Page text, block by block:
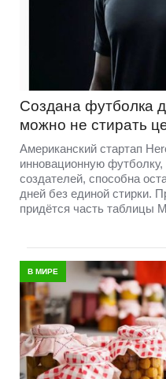
Создана футболка
можно не стирать
Американский стартап
инновационную футболку,
создателей, способна
дней без единой стирки.
придётся часть таблицы
В МИРЕ